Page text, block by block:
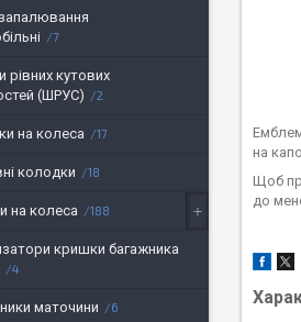
на
Щоб
до
7
рівних кутових
(ШРУС)
2
на колеса 17
колодки 18
на колеса 188
кришки багажника
4
маточини 6